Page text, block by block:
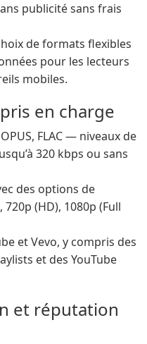
publicité sans frais
de formats flexibles
pour les lecteurs
mobiles.
en charge
FLAC — niveaux de
320 kbps ou sans
des options de
(HD), 1080p (Full
et Vevo, y compris des
et des YouTube
et réputation